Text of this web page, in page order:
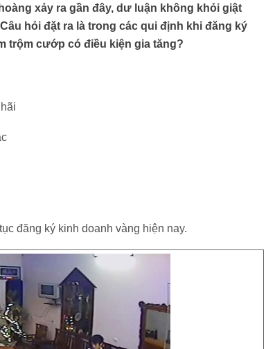
xảy ra gần đây, dư luận không khỏi giật
hỏi đặt ra là trong các qui định khi đăng ký
trộm cướp có điều kiện gia tăng?
đăng ký kinh doanh vàng hiện nay.